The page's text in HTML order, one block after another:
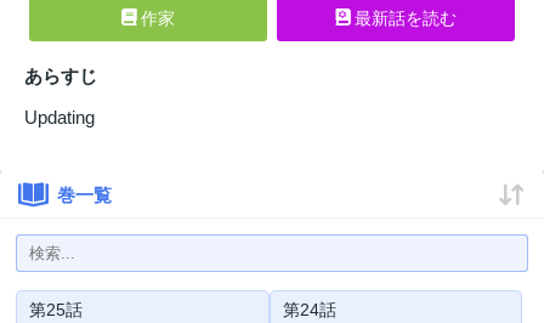
作家 最新話を読む
あらすじ
Updating
巻一覧
第25話 第24話